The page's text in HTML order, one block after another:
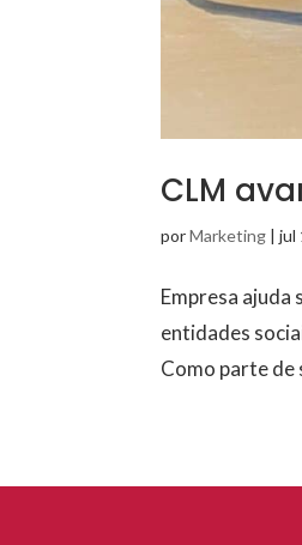
CLM
porMarketing |jul
Empresa
entidades
Como parte de